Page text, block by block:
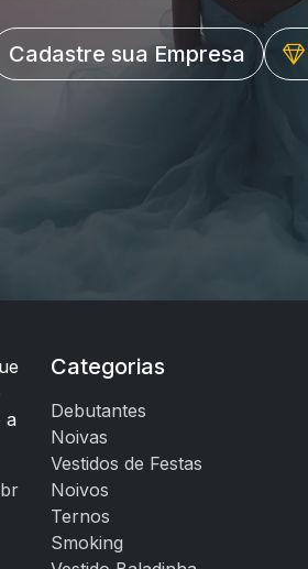
Cadastre sua Empresa
a
Categorias
Debutantes
Noivas
Vestidos de Festas
Noivos
Ternos
Smoking